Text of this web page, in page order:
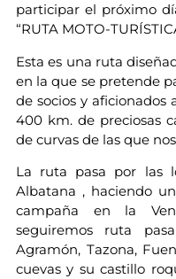
participar el próximo
“RUTA MOTO-
Esta es una ruta
en la que se pretende
de socios y aficionados
400 km. de preciosas
de curvas de las que
La ruta pasa por las
Albatana , haciendo
campaña en la
seguiremos ruta
Agramón, Tazona,
cuevas y su castillo